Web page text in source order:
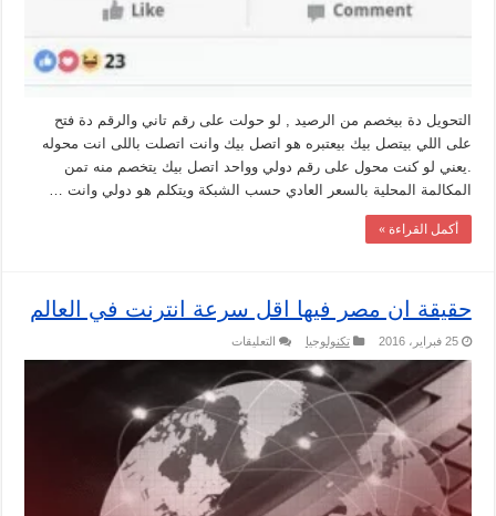
التحويل دة بيخصم من الرصيد , لو حولت على رقم تاني والرقم دة فتح
على اللي بيتصل بيك بيعتبره هو اتصل بيك وانت اتصلت باللى انت محوله
.يعني لو كنت محول على رقم دولي وواحد اتصل بيك يتخصم منه تمن
المكالمة المحلية بالسعر العادي حسب الشبكة ويتكلم هو دولي وانت …
أكمل القراءة »
حقيقة ان مصر فيها اقل سرعة انترنت في العالم
25 فبراير، 2016 تكنولوجيا التعليقات
مصر
فيها
اقل
سرعة
انترنت
في
العالم
مغلقة